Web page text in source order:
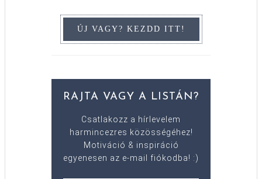
RAJTA VAGY A LISTÁN?
Csatlakozz a hírlevelem
harmincezres közösségéhez!
Motiváció & inspiráció
egyenesen az e-mail fiókodba! :)